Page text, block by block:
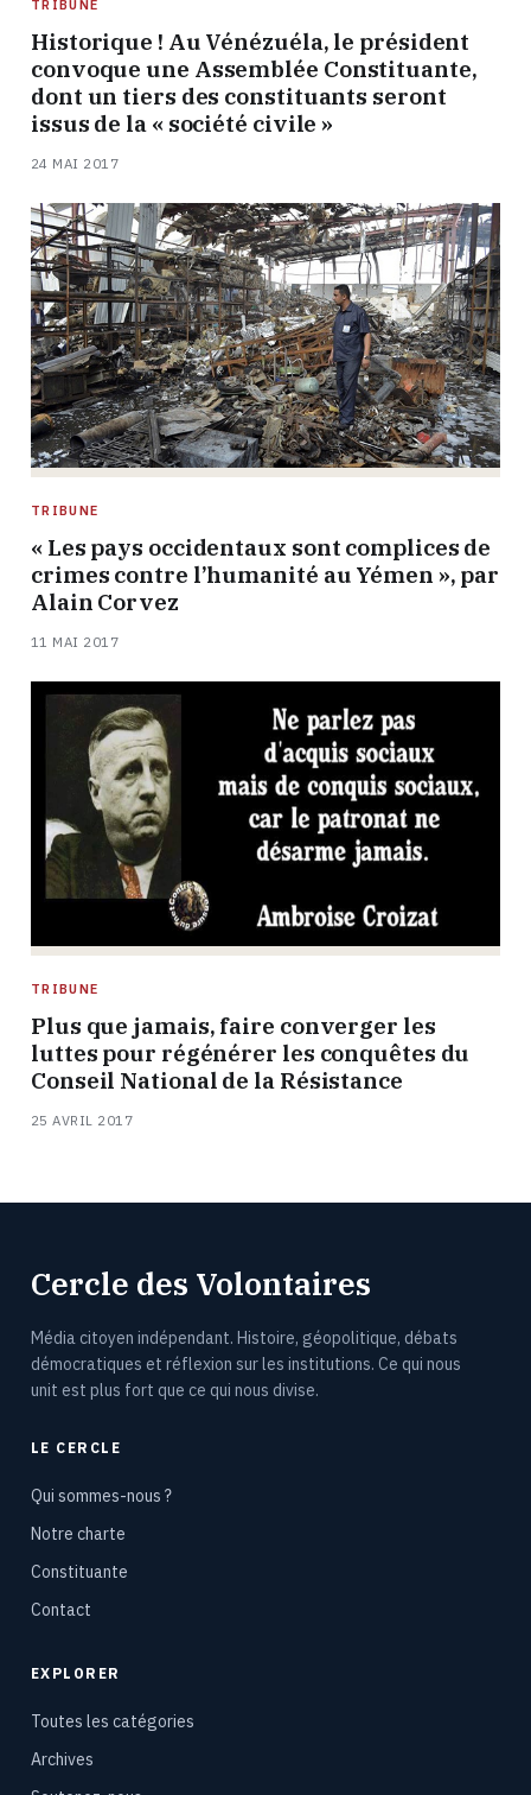
TRIBUNE
Historique ! Au Vénézuéla, le président
convoque une Assemblée Constituante,
dont un tiers des constituants seront
issus de la « société civile »
24 MAI 2017
TRIBUNE
« Les pays occidentaux sont complices de
crimes contre l’humanité au Yémen », par
Alain Corvez
11 MAI 2017
TRIBUNE
Plus que jamais, faire converger les
luttes pour régénérer les conquêtes du
Conseil National de la Résistance
25 AVRIL 2017
Cercle des Volontaires
Média citoyen indépendant. Histoire, géopolitique, débats
démocratiques et réflexion sur les institutions. Ce qui nous
unit est plus fort que ce qui nous divise.
LE CERCLE
Qui sommes-nous ?
Notre charte
Constituante
Contact
EXPLORER
Toutes les catégories
Archives